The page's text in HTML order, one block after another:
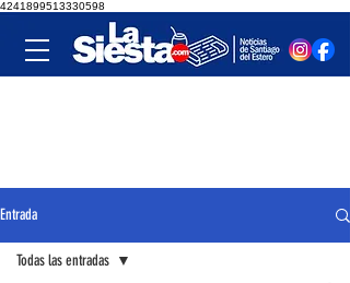
4241899513330598
Entrada
Todas las entradas